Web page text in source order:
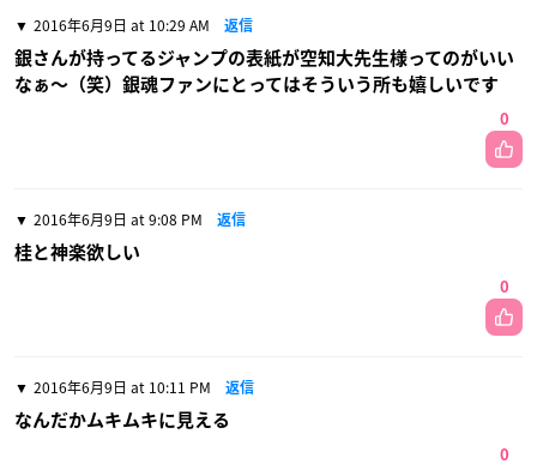
2016年6月9日 at 10:29 AM 返信
銀さんが持ってるジャンプの表紙が空知大先生様ってのがいい
なぁ〜（笑）銀魂ファンにとってはそういう所も嬉しいです
0
2016年6月9日 at 9:08 PM 返信
桂と神楽欲しい
0
2016年6月9日 at 10:11 PM 返信
なんだかムキムキに見える
0